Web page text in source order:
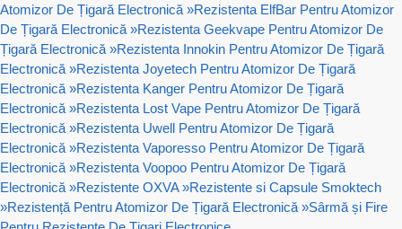
Atomizor De Țigară Electronică »Rezistenta ElfBar Pentru Atomizor
De Țigară Electronică »Rezistenta Geekvape Pentru Atomizor De
Țigară Electronică »Rezistenta Innokin Pentru Atomizor De Țigară
Electronică »Rezistenta Joyetech Pentru Atomizor De Țigară
Electronică »Rezistenta Kanger Pentru Atomizor De Țigară
Electronică »Rezistenta Lost Vape Pentru Atomizor De Țigară
Electronică »Rezistenta Uwell Pentru Atomizor De Țigară
Electronică »Rezistenta Vaporesso Pentru Atomizor De Țigară
Electronică »Rezistenta Voopoo Pentru Atomizor De Țigară
Electronică »Rezistente OXVA »Rezistente si Capsule Smoktech
»Rezistență Pentru Atomizor De Țigară Electronică »Sârmă și Fire